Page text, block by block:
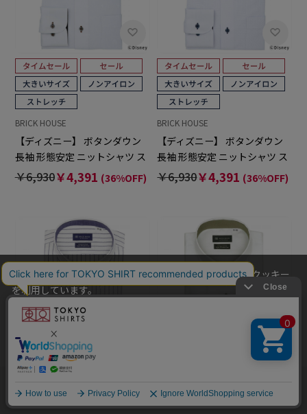
BRICK HOUSE
【ディズニー】 ボタンダウン
長袖 形態安定 ニットシャツ ス
トレッチ 大きいサイズ
￥6,930￥4,391 (36%OFF)
BRICK HOUSE
【ディズニー】 ボタンダウン
長袖 形態安定 ニットシャツ ス
トレッチ 大きいサイズ
￥6,930￥4,391 (36%OFF)
他のアイテムを探す こだわり検索
当社のウェブサイトでは、お客様の利便性向上のためにクッキー
を利用しています。
本ウェブサイトをこのままご利用になる場合、クッキーの使用に
同意いただいたものとみなします。
クッキーを通じて収集する情報には、「お客様個人を特定できる
情報」は一切含まれておりません。詳細は
クッキーポリシーをご
確認ください。
OK